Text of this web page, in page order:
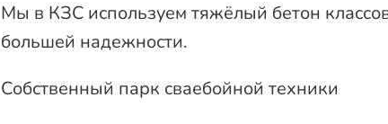
Мы в КЗС используем тяжёлый бетон
большей надежности.
Собственный парк сваебойной техники